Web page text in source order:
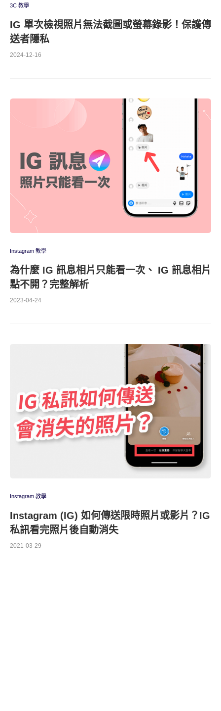
3C 教學
IG 單次檢視照片無法截圖或螢幕錄影！保護傳
送者隱私
2024-12-16
Instagram 教學
為什麼 IG 訊息相片只能看一次、 IG 訊息相片
點不開？完整解析
2023-04-24
Instagram 教學
Instagram (IG) 如何傳送限時照片或影片？IG
私訊看完照片後自動消失
2021-03-29